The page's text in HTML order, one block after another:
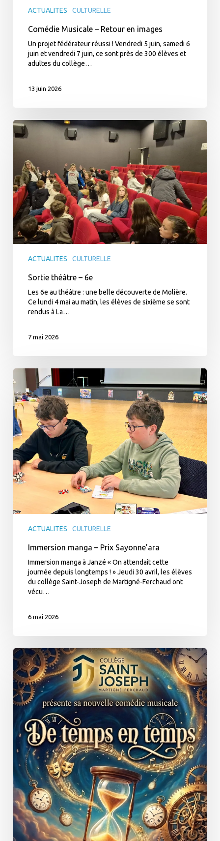
ACTUALITES CULTURELLE
Comédie Musicale – Retour en images
Un projet fédérateur réussi ! Vendredi 5 juin, samedi 6
juin et vendredi 7 juin, ce sont près de 300 élèves et
adultes du collège…
13 juin 2026
Sortie
théâtre
ACTUALITES CULTURELLE
Sortie théâtre – 6e
Les 6e au théâtre : une belle découverte de Molière.
Ce lundi 4 mai au matin, les élèves de sixième se sont
rendus à La…
7 mai 2026
Immersion
manga
–
Prix
Sayonne’ara
ACTUALITES CULTURELLE
Immersion manga – Prix Sayonne’ara
Immersion manga à Janzé « On attendait cette
journée depuis longtemps ! » Jeudi 30 avril, les élèves
du collège Saint-Joseph de Martigné-Ferchaud ont
vécu…
6 mai 2026
Comédie
Musicale
–
Teaser